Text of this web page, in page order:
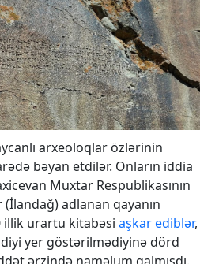
arxeoloqlar özlərinin
bəyan etdilər. Onların iddia
Muxtar Respublikasının
adlanan qayanın
illik urartu kitabəsi aşkar ediblər,
yer göstərilmədiyinə dörd